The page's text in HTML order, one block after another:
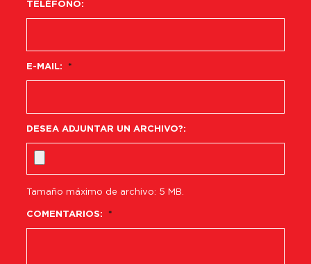
TELÉFONO:
E-MAIL: *
DESEA ADJUNTAR UN ARCHIVO?:
Tamaño máximo de archivo: 5 MB.
COMENTARIOS: *